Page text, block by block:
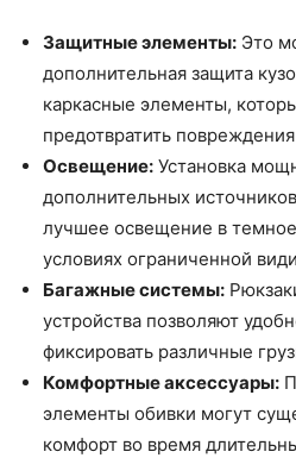
Защитные элементы: Это
дополнительная защита
каркасные элементы,
предотвратить
Освещение: Установка
дополнительных
лучшее освещение в
условиях ограниченной
Багажные системы:
устройства позволяют
фиксировать различные
Комфортные аксессуары:
элементы обивки могут
комфорт во время